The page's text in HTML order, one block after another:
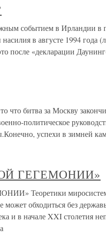
событием в Ирландии в
в августе 1994 года
после «декларации
что битва за Москву
политическое
успехи в зимней
ГЕГЕМОНИИ»
Теоретики
обходиться без
и в начале XXI столетия